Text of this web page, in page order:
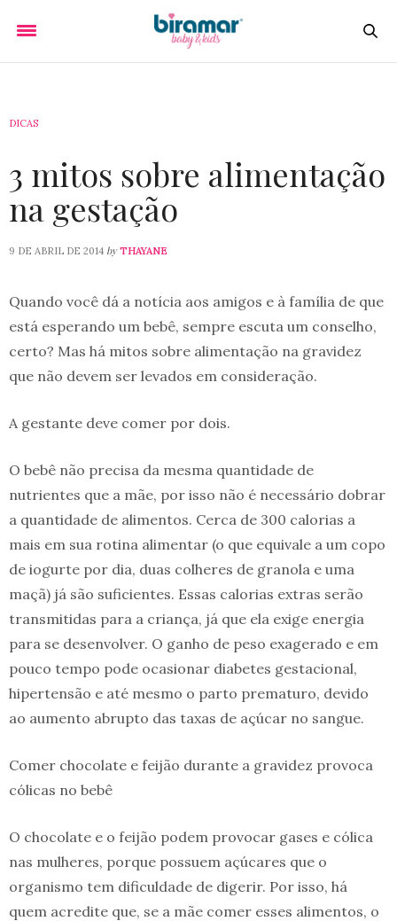
DICAS
3 mitos sobre alimentação
na gestação
9 DE ABRIL DE 2014 by THAYANE
Quando você dá a notícia aos amigos e à família de que
está esperando um bebê, sempre escuta um conselho,
certo? Mas há mitos sobre alimentação na gravidez
que não devem ser levados em consideração.
A gestante deve comer por dois.
O bebê não precisa da mesma quantidade de
nutrientes que a mãe, por isso não é necessário dobrar
a quantidade de alimentos. Cerca de 300 calorias a
mais em sua rotina alimentar (o que equivale a um copo
de iogurte por dia, duas colheres de granola e uma
maçã) já são suficientes. Essas calorias extras serão
transmitidas para a criança, já que ela exige energia
para se desenvolver. O ganho de peso exagerado e em
pouco tempo pode ocasionar diabetes gestacional,
hipertensão e até mesmo o parto prematuro, devido
ao aumento abrupto das taxas de açúcar no sangue.
Comer chocolate e feijão durante a gravidez provoca
cólicas no bebê
O chocolate e o feijão podem provocar gases e cólica
nas mulheres, porque possuem açúcares que o
organismo tem dificuldade de digerir. Por isso, há
quem acredite que, se a mãe comer esses alimentos, o